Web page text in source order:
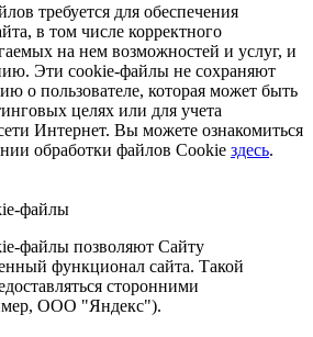
требуется для обеспечения
в том числе корректного
на нем возможностей и услуг, и
Эти cookie-файлы не сохраняют
о пользователе, которая может быть
целях или для учета
Интернет. Вы можете ознакомиться
обработки файлов Cookie здесь.
файлы
файлы позволяют Сайту
функционал сайта. Такой
сторонними
ООО "Яндекс").